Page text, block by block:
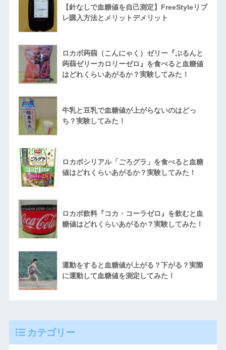
【針なしで血糖値を自己測定】FreeStyleリブ
レ購入方法とメリットデメリット
ロカボ蒟蒻（こんにゃく）ゼリー『ぷるんと
蒟蒻ゼリーカロリーゼロ』を食べると血糖値
はどれくらいあがるか？実験してみた！
牛乳と豆乳で血糖値が上がらないのはどっ
ち？実験してみた！
ロカボシリアル「ごろグラ」を食べると血糖
値はどれくらいあがるか？実験してみた！
ロカボ飲料『コカ・コーラゼロ』を飲むと血
糖値はどれくらいあがるか？実験してみた！
運動をすると血糖値が上がる？下がる？実際
に運動して血糖値を測定してみた！
カテゴリー